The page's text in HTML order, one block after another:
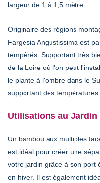
largeur de 1 à 1,5 mètre.
Originaire des régions
Fargesia Angustissima est
tempérés. Supportant très
de la Loire où l'on peut
le plante à l'ombre dans le
supportant des températures
Utilisations au Jardin
Un bambou aux multiples
est idéal pour créer une
votre jardin grâce à son port
en hiver. Il est également